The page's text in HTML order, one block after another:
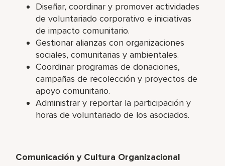
Diseñar, coordinar y promover actividades
de voluntariado corporativo e iniciativas
de impacto comunitario.
Gestionar alianzas con organizaciones
sociales, comunitarias y ambientales.
Coordinar programas de donaciones,
campañas de recolección y proyectos de
apoyo comunitario.
Administrar y reportar la participación y
horas de voluntariado de los asociados.
Comunicación y Cultura Organizacional